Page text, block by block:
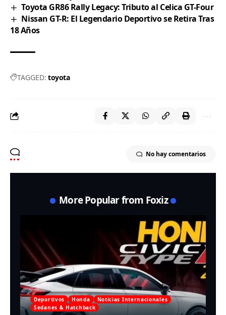
Toyota GR86 Rally Legacy: Tributo al Celica GT-Four
Nissan GT-R: El Legendario Deportivo se Retira Tras
18 Años
TAGGED: toyota
No hay comentarios
More Popular from Foxiz
Deportivos Honda
Noticias Internacionales
Sedanes & Hatchback